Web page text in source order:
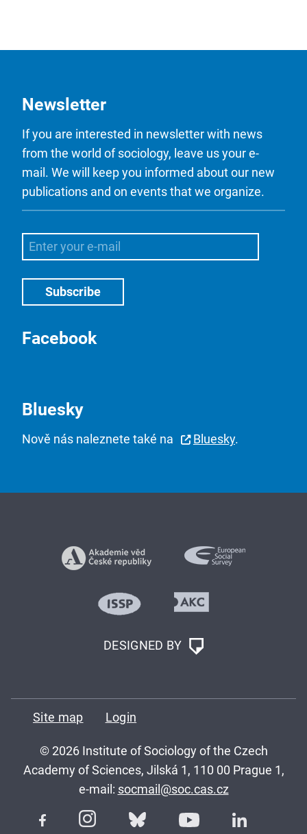
Newsletter
If you are interested in newsletter with news
from the world of sociology, leave us your e-
mail. We will keep you informed about our new
publications and on events that we organize.
Facebook
Bluesky
Nově nás naleznete také na Bluesky.
DESIGNED BY
Site map Login
© 2026 Institute of Sociology of the Czech
Academy of Sciences, Jilská 1, 110 00 Prague 1,
e-mail: socmail@soc.cas.cz